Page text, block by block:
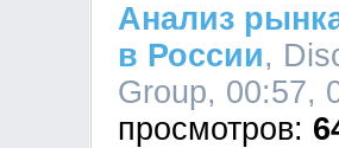
Анализ
в России,
Group, 00:57,